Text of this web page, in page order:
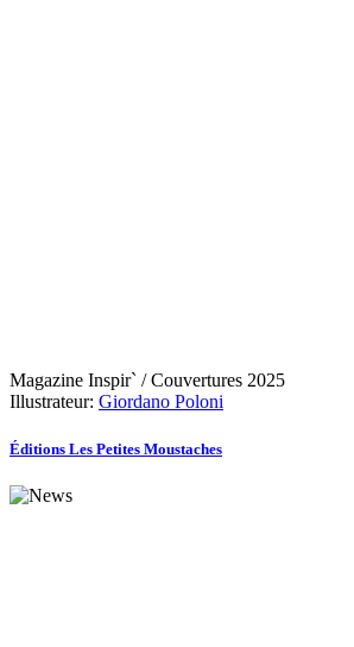
Magazine Inspir` / Couvertures 2025
Illustrateur: Giordano Poloni
Éditions Les Petites Moustaches